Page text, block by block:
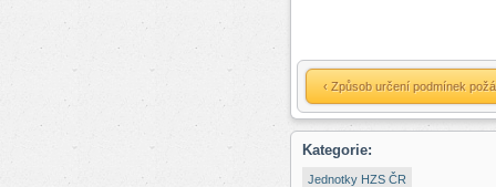
‹ Způsob určení podmínek
Kategorie:
Jednotky HZS ČR